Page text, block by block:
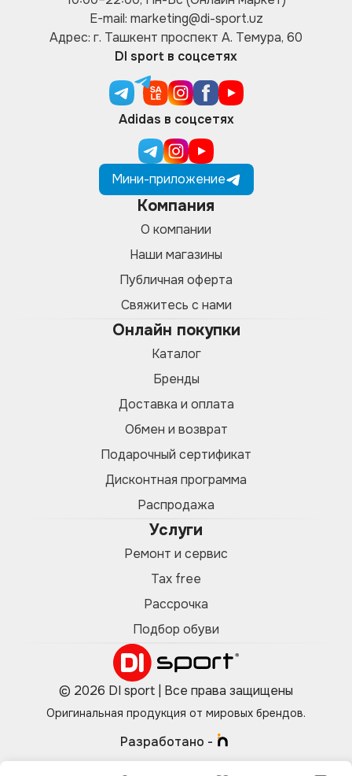
E-mail: marketing@di-sport.uz
Адрес: г. Ташкент проспект А. Темура, 60
DI sport в соцсетях
Adidas в соцсетях
Мини-приложение
Компания
О компании
Наши магазины
Публичная оферта
Свяжитесь с нами
Онлайн покупки
Каталог
Бренды
Доставка и оплата
Обмен и возврат
Подарочный сертификат
Дисконтная программа
Распродажа
Услуги
Ремонт и сервис
Tax free
Рассрочка
Подбор обуви
© 2026 DI sport | Все права защищены
Оригинальная продукция от мировых брендов.
Разработано -